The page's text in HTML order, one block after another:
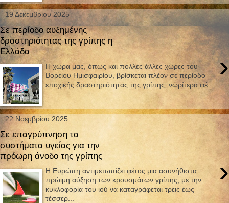
19 Δεκεμβρίου 2025
Σε περίοδο αυξημένης
δραστηριότητας της γρίπης η
Ελλάδα
›
Η χώρα μας, όπως και πολλές άλλες χώρες του
Βορείου Ημισφαιρίου, βρίσκεται πλέον σε περίοδο
εποχικής δραστηριότητας της γρίπης, νωρίτερα φέ...
22 Νοεμβρίου 2025
Σε επαγρύπνηση τα
συστήματα υγείας για την
πρόωρη άνοδο της γρίπης
›
Η Ευρώπη αντιμετωπίζει φέτος μια ασυνήθιστα
πρώιμη αύξηση των κρουσμάτων γρίπης, με την
κυκλοφορία του ιού να καταγράφεται τρεις έως
τέσσερ...